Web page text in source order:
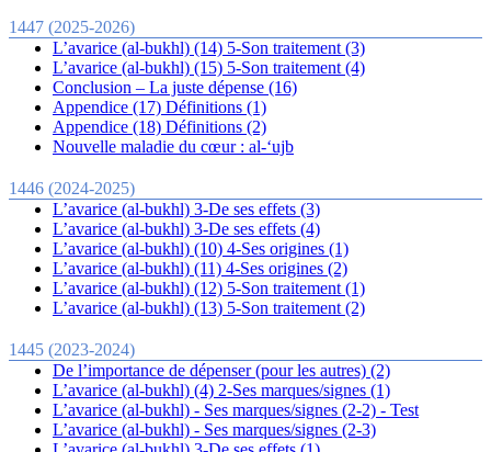
1447 (2025-2026)
L’avarice (al-bukhl) (14) 5-Son traitement (3)
L’avarice (al-bukhl) (15) 5-Son traitement (4)
Conclusion – La juste dépense (16)
Appendice (17) Définitions (1)
Appendice (18) Définitions (2)
Nouvelle maladie du cœur : al-‘ujb
1446 (2024-2025)
L’avarice (al-bukhl) 3-De ses effets (3)
L’avarice (al-bukhl) 3-De ses effets (4)
L’avarice (al-bukhl) (10) 4-Ses origines (1)
L’avarice (al-bukhl) (11) 4-Ses origines (2)
L’avarice (al-bukhl) (12) 5-Son traitement (1)
L’avarice (al-bukhl) (13) 5-Son traitement (2)
1445 (2023-2024)
De l’importance de dépenser (pour les autres) (2)
L’avarice (al-bukhl) (4) 2-Ses marques/signes (1)
L’avarice (al-bukhl) - Ses marques/signes (2-2) - Test
L’avarice (al-bukhl) - Ses marques/signes (2-3)